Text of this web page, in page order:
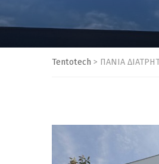
Tentotech > ΠΑΝΙΑ